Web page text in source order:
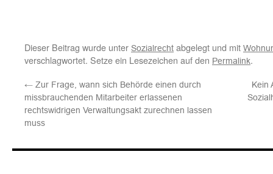
Dieser Beitrag wurde unter Sozialrecht abgelegt und mit
verschlagwortet. Setze ein Lesezeichen auf den Permalink.
← Zur Frage, wann sich Behörde einen durch
missbrauchenden Mitarbeiter erlassenen
rechtswidrigen Verwaltungsakt zurechnen lassen
muss
Kein